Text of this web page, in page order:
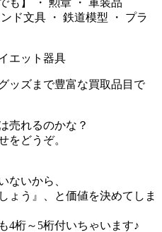
ド文具 ・ 鉄道模型 ・ プラ
エット器具
ッズまで豊富な買取品目で
売れるのかな？
をどうぞ。
ないから、
ょう』、と価値を決めてしま
4桁～5桁付いちゃいます♪